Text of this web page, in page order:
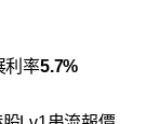
利率5.7%